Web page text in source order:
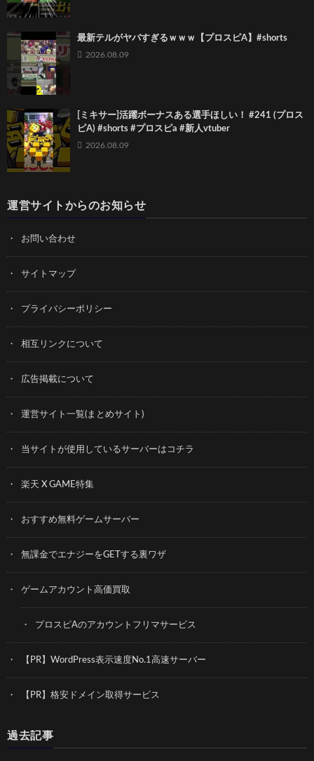
最新テルがヤバすぎるｗｗｗ【プロスピA】#shorts
2026.08.09
[ミキサー]活躍ボーナスある選手ほしい！ #241 (プロス
ピA) #shorts #プロスピa #新人vtuber
2026.08.09
運営サイトからのお知らせ
お問い合わせ
サイトマップ
プライバシーポリシー
相互リンクについて
広告掲載について
運営サイト一覧(まとめサイト)
当サイトが使用しているサーバーはコチラ
楽天 X GAME特集
おすすめ無料ゲームサーバー
無課金でエナジーをGETする裏ワザ
ゲームアカウント高価買取
プロスピAのアカウントフリマサービス
【PR】WordPress表示速度No.1高速サーバー
【PR】格安ドメイン取得サービス
過去記事